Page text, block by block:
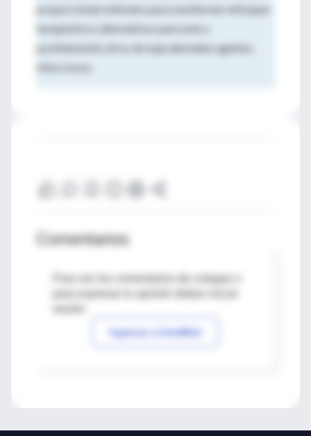
proporcionan métodos para monitorear enfoques
terapéuticos alternativos para este y
posiblemente otros de baja densidad. agentes
infecciosos.
Comentarios
Para ver los comentarios de colegas o
Ingresar a IntraMed